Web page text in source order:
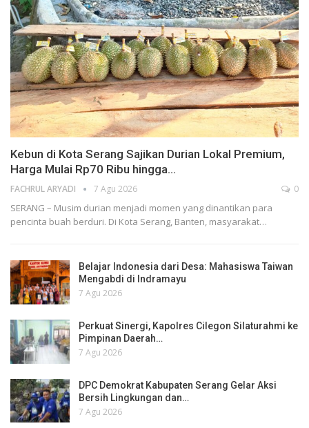
Kebun di Kota Serang Sajikan Durian Lokal Premium,
Harga Mulai Rp70 Ribu hingga…
FACHRUL ARYADI 7 Agu 2026 0
SERANG – Musim durian menjadi momen yang dinantikan para
pencinta buah berduri. Di Kota Serang, Banten, masyarakat…
Belajar Indonesia dari Desa: Mahasiswa Taiwan
Mengabdi di Indramayu
7 Agu 2026
Perkuat Sinergi, Kapolres Cilegon Silaturahmi ke
Pimpinan Daerah…
7 Agu 2026
DPC Demokrat Kabupaten Serang Gelar Aksi
Bersih Lingkungan dan…
7 Agu 2026